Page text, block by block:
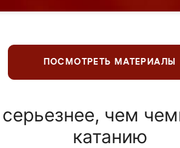
ПОСМОТРЕТЬ МАТЕРИАЛЫ
чем
катанию